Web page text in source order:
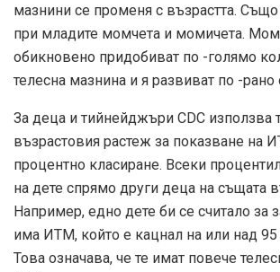
мазнини се променя с възрастта. Също
при младите момчета и момичета.
обикновено придобиват по -голямо
телесна мазнина и я развиват по -рано
За деца и тийнейджъри CDC използва
възрастовия растеж за показване на
процентно класиране. Всеки
на дете спрямо други деца на същата
Например, едно дете би се считало за
има ИТМ, който е кацнал на или над 95
Това означава, че те имат повече